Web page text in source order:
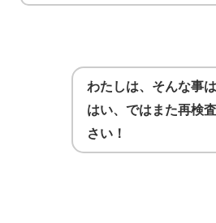
わたしは、そんな事
はい、ではまた再検
さい！